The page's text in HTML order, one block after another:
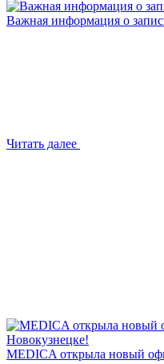
Важная информация о
Читать далее
MEDICA открыла новый